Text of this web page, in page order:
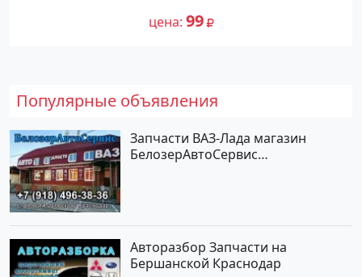
цена 99
Популярные объявления
Запчасти ВАЗ-Лада магазин
БелозерАвтоСервис
Авторазбор Запчасти на
Бершанской Краснодар